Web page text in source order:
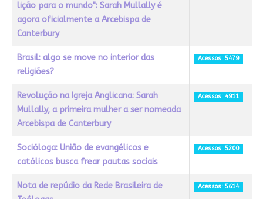
lição para o mundo": Sarah Mullally é
agora oficialmente a Arcebispa de
Canterbury
Brasil: algo se move no interior das
religiões?
Acessos: 5479
Revolução na Igreja Anglicana: Sarah
Mullally, a primeira mulher a ser nomeada
Arcebispa de Canterbury
Acessos: 4911
Socióloga: União de evangélicos e
católicos busca frear pautas sociais
Acessos: 5200
Nota de repúdio da Rede Brasileira de
Acessos: 5614